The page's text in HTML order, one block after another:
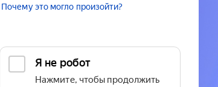
Почему это могло произойти?